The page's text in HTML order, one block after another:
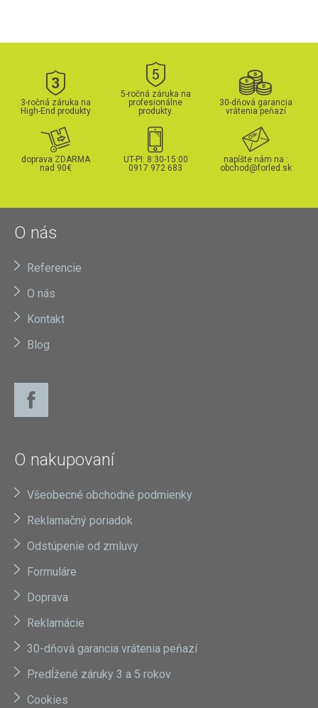
3-ročná záruka na
High-End produkty
5-ročná záruka na
profesionálne
produkty.
30-dňová garancia
vrátenia peňazí
doprava ZDARMA
nad 90€
UT-PI: 8:30-15:00
0917 972 683
napíšte nám na :
obchod@forled.sk
O nás
Referencie
O nás
Kontakt
Blog
O nakupovaní
Všeobecné obchodné podmienky
Reklamačný poriadok
Odstúpenie od zmluvy
Formuláre
Doprava
Reklamácie
30-dňová garancia vrátenia peňazí
Predĺžené záruky 3 a 5 rokov
Cookies